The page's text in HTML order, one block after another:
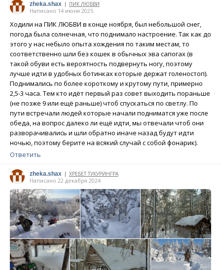
zheka.shax | ПИК ЛЮБВИ
Написано 14 июня 2025
Ходили на ПИК ЛЮБВИ в конце ноября, был небольшой снег,
погода была солнечная, что поднимало настроение. Так как до
этого у нас небыло опыта хождения по таким местам, то
соответственно шли без кошек в обычных эва сапогах (в
такой обуви есть вероятность подвернуть ногу, поэтому
лучше идти в удобных ботинках которые держат голеностоп).
Поднимались по более короткому и крутому пути, примерно
2,5-3 часа. Тем кто идёт первый раз совет выходить пораньше
(не позже 9 или ещё раньше) чтоб спускаться по светлу. По
пути встречали людей которые начали подниматся уже после
обеда, на вопрос далеко ли ещё идти, мы отвечали чтоб они
разворачивались и шли обратно иначе назад будут идти
ночью, поэтому берите на всякий случай с собой фонарик).
Ответить
zheka.shax | ХРЕБЕТ ТУКУРИНГРА
Написано 22 декабря 2024